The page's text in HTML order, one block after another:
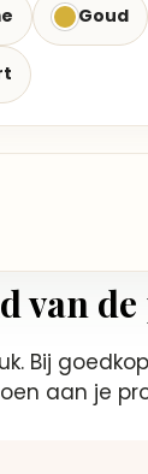
Goud
van
Bij
aan je